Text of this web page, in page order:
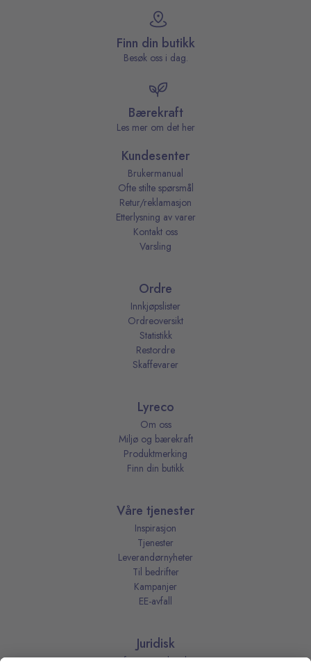
Finn din butikk
Besøk oss i dag.
Bærekraft
Les mer om det her
Kundesenter
Brukermanual
Ofte stilte spørsmål
Retur/reklamasjon
Etterlysning av varer
Kontakt oss
Varsling
Ordre
Innkjøpslister
Ordreoversikt
Statistikk
Restordre
Skaffevarer
Lyreco
Om oss
Miljø og bærekraft
Produktmerking
Finn din butikk
Våre tjenester
Inspirasjon
Tjenester
Leverandørnyheter
Til bedrifter
Kampanjer
EE-avfall
Juridisk